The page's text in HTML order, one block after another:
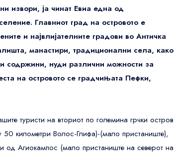
извори, ја чинат Евиа една од
Главниот град на островото е
и највлијателните градови во Античка
манастири, традиционални села, како
содржини, нуди различни можности за
на островото се градчињата Пефки,
туристи на вториот по големина грчки остров
километри Волос-Глифа)-(мало пристаниште),
Агиокампос (мало пристаниште на северот на
Great Northern Hotel, a Tribute
Portfolio Hotel, London
4.8 Exceptional
8 nights
Portfolio Hotel, London
4.8 Exceptional
3,014 reviews 8 nights US$72